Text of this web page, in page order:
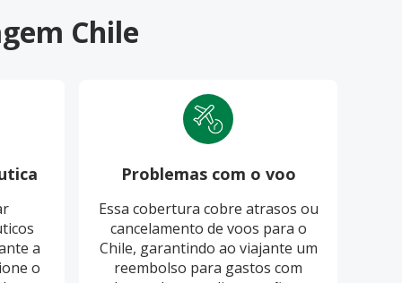
Chile
a
o
Problemas com o voo
Essa cobertura cobre atrasos ou
cancelamento de voos para o
Chile, garantindo ao viajante um
reembolso para gastos com